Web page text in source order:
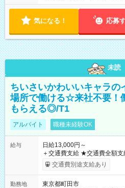
気になる！ 応募
未読
ちいさいかわいいキャラの
場所で働ける☆来社不要！
もらえる◎/T1
アルバイト 職種未経験OK
給与
日給13,000円～
＋交通費支給 ★交通費全額支給！ ┗案件により規定あり ★日払
いOK！（規定あり） ┗働い
ンビニATMから 日払い分を引き落とせ
交通費別途支給あり
勤務地
東京都町田市